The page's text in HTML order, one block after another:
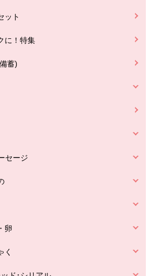
ット
に！特集
蓄)
セージ
卵
く